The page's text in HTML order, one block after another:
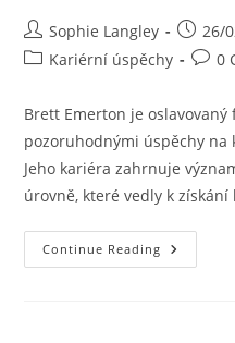
Post
author:
Sophie Langley
Post26/
PostKariérní úspěchy
Post0
Brett Emerton je
pozoruhodnými úspěchy
Jeho kariéra zahrnuje
úrovně, které vedly k
Continue Reading Brett
Emerton: